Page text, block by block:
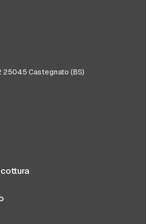
25045 Castegnato (BS)